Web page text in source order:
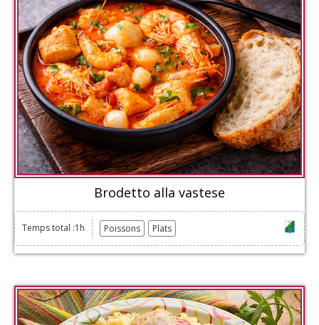
Brodetto alla vastese
Temps total :1h Poissons Plats